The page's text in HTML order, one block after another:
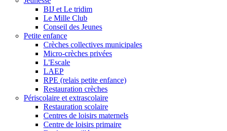
BIJ et Le tridim
Le Mille Club
Conseil des Jeunes
Petite enfance
Crèches collectives municipales
Micro-crèches privées
L'Escale
LAEP
RPE (relais petite enfance)
Restauration crèches
Périscolaire et extrascolaire
Restauration scolaire
Centres de loisirs maternels
Centre de loisirs primaire